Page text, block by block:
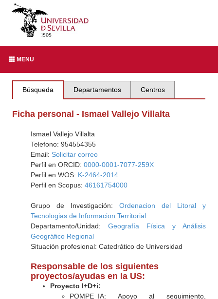
MENU
Búsqueda Departamentos Centros
Ficha personal - Ismael Vallejo Villalta
Ismael Vallejo Villalta
Telefono: 954554355
Email: Solicitar correo
Perfil en ORCID: 0000-0001-7077-259X
Perfil en WOS: K-2464-2014
Perfil en Scopus: 46161754000
Grupo de Investigación: Ordenacion del Litoral y
Tecnologias de Informacion Territorial
Departamento/Unidad: Geografía Física y Análisis
Geográfico Regional
Situación profesional: Catedrático de Universidad
Responsable de los siguientes
proyectos/ayudas en la US:
Proyecto I+D+i:
POMPE_IA: Apoyo al seguimiento,